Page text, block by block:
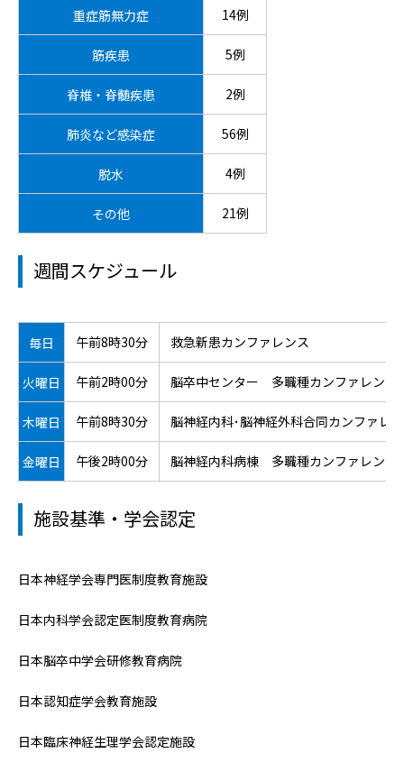
重症筋無力症 14例
筋疾患 5例
脊椎・脊髄疾患 2例
肺炎など感染症 56例
脱水 4例
その他 21例
週間スケジュール
毎日 午前8時30分 救急新患カンファレンス
火曜日 午前2時00分 脳卒中センター 多職種カンファレンス
木曜日 午前8時30分 脳神経内科･脳神経外科合同カンファレ
金曜日 午後2時00分 脳神経内科病棟 多職種カンファレンス
施設基準・学会認定
日本神経学会専門医制度教育施設
日本内科学会認定医制度教育病院
日本脳卒中学会研修教育病院
日本認知症学会教育施設
日本臨床神経生理学会認定施設